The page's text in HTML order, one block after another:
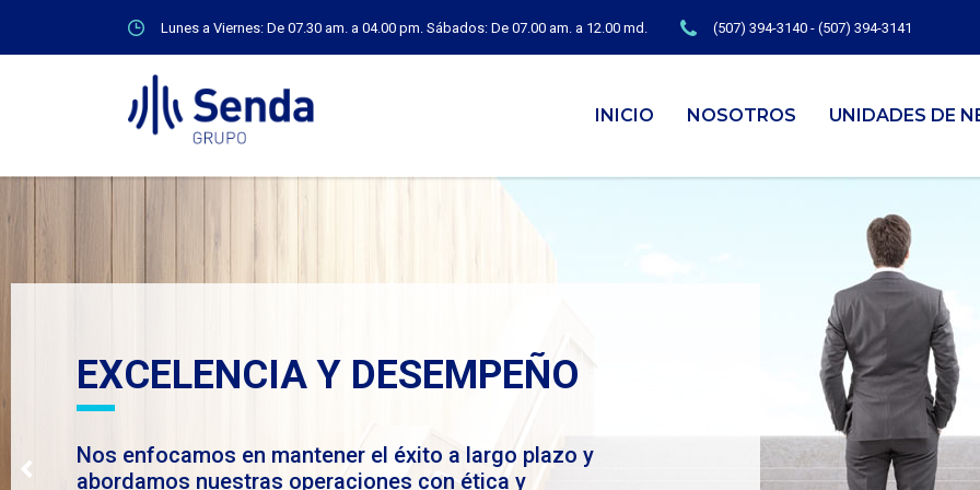
Lunes a Viernes: De 07.30 am. a 04.00 pm. Sábados: De 07.00 am. a 12.00 md. (507) 394-3140 - (507) 394-3141
INICIO NOSOTROS UNIDADES DE
Y DESEMPEÑO
en mantener el éxito a largo plazo y
nuestras operaciones con ética y